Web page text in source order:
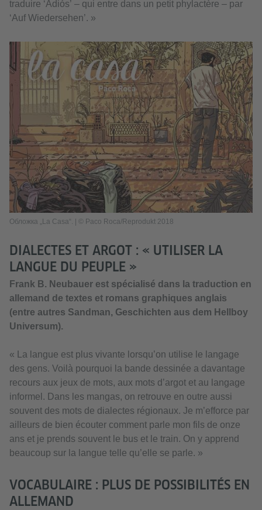
traduire ‘Adiós’ – qui entre dans un petit phylactère – par
‘Auf Wiedersehen’. »
Обложка „La Casa“. | © Paco Roca/Reprodukt 2018
DIALECTES ET ARGOT : « UTILISER LA
LANGUE DU PEUPLE »
Frank B. Neubauer est spécialisé dans la traduction en
allemand de textes et romans graphiques anglais
(entre autres Sandman, Geschichten aus dem Hellboy
Universum).
« La langue est plus vivante lorsqu’on utilise le langage
des gens. Voilà pourquoi la bande dessinée a davantage
recours aux jeux de mots, aux mots d’argot et au langage
informel. Dans les mangas, on retrouve en outre aussi
souvent des mots de dialectes régionaux. Je m’efforce par
ailleurs de bien écouter comment parle mon fils de onze
ans et je prends souvent le bus et le train. On y apprend
beaucoup sur la langue telle qu’elle se parle. »
VOCABULAIRE : PLUS DE POSSIBILITÉS EN
ALLEMAND